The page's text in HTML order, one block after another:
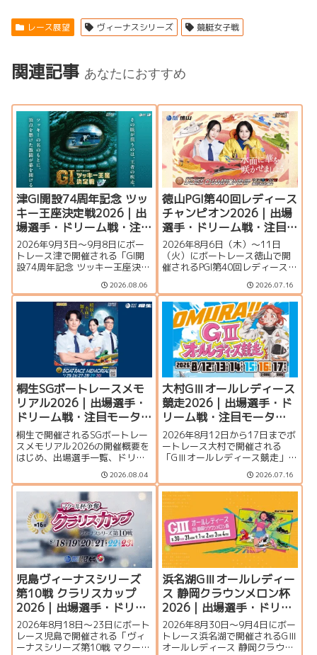
レース展望 ヴィーナスシリーズ 競艇女子戦
関連記事 あなたにおすすめ
津GI開設74周年記念 ツッ
キー王座決定戦2026｜出
場選手・ドリーム戦・注
目モーター・イベント情
報まとめ
2026年9月3日〜9月8日にボー
トレース津で開催される「GI開
設74周年記念 ツッキー王座決定
手一覧、シリーズ展望、ドリー
ム戦、注目モーター、水面特
徴、イベント情報まで詳しく紹
介します。
2026.08.06
徳山PGI第40回レディース
チャンピオン2026｜出場
選手・ドリーム戦・注目
モーター・イベント情報
まとめ
2026年8月6日（木）～11日
（火）にボートレース徳山で開
催されるPGI第40回レディースチ
の特集ページです。出場選手一
覧、シリーズ展望、ドリーム
戦、注目モーター、水面特徴、
イベント情報まで詳しく紹介し
ます。
2026.07.16
桐生SGボートレースメモ
リアル2026｜出場選手・
ドリーム戦・注目モータ
ー・イベント情報まとめ
桐生で開催されるSGボートレー
スメモリアル2026の開催概要を
はじめ、出場選手一覧、ドリー
ム戦、注目モーター、水面特
徴、イベント情報を詳しく紹
介。峰竜太、毒島誠、定松勇樹
らトップレーサーが集結する真
夏のSGの見どころを徹底解説し
ます。
2026.08.04
大村GⅢオールレディース
競走2026｜出場選手・ド
リーム戦・注目モータ
ー・イベント情報まとめ
2026年8月12日から17日までボ
ートレース大村で開催される
「GⅢオールレディース競走」の
特集ページです。シリーズ展
望、出場選手一覧、発祥地ドリ
ーム、注目モーター、大村水面
の攻略ポイント、イベント情報
まで詳しく紹介します。
2026.07.16
児島ヴィーナスシリーズ
第10戦 クラリスカップ
2026｜出場選手・ドリー
ム戦・注目モーター・イ
ベント情報まとめ
2026年8月18日～23日にボート
レース児島で開催される「ヴィ
ーナスシリーズ第10戦 マクール
浜名湖GⅢオールレディー
ス 静岡クラウンメロン杯
2026｜出場選手・ドリー
ム戦・注目モーター・イ
ベント情報まとめ
2026年8月30日～9月4日にボー
トレース浜名湖で開催されるGⅢ
オールレディース 静岡クラウン